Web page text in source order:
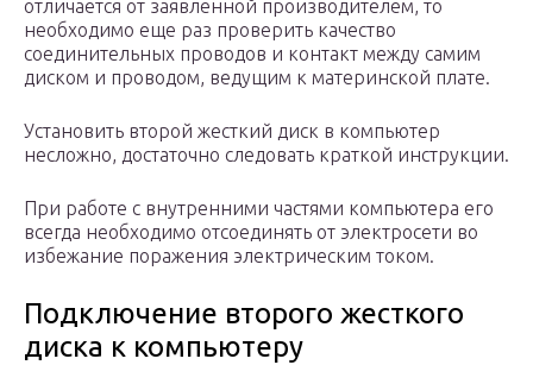
отличается от заявленной производителем, то
необходимо еще раз проверить качество
соединительных проводов и контакт между самим
диском и проводом, ведущим к материнской плате.
Установить второй жесткий диск в компьютер
несложно, достаточно следовать краткой инструкции.
При работе с внутренними частями компьютера его
всегда необходимо отсоединять от электросети во
избежание поражения электрическим током.
Подключение второго жесткого
диска к компьютеру